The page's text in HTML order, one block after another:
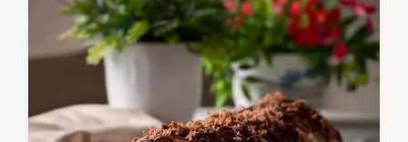
gratin 2024 authentique pour un résultat
crémeux. Le meilleur gratin français 2024,
sans ail, parfait pour un repas…